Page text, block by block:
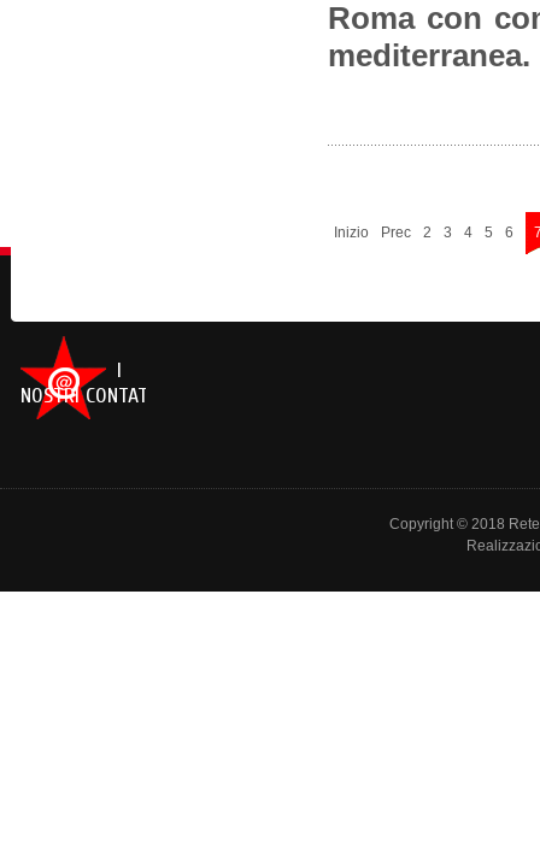
Roma con
mediterranea.
Inizio Prec 2 3 4 5 6
I
NOSTRI CONTATTI
Copyright © 2018